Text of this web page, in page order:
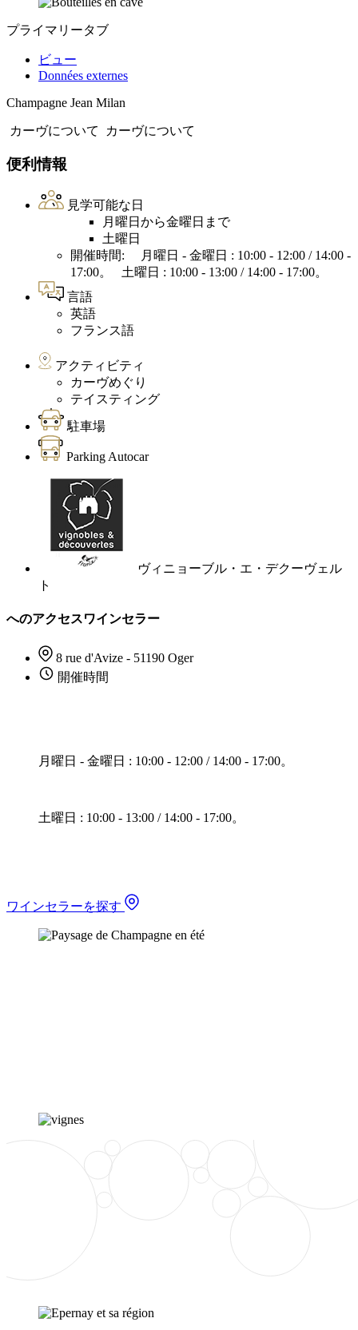
プライマリータブ
ビュー
Données externes
Champagne Jean Milan
カーヴについて カーヴについて
便利情報
見学可能な日
月曜日から金曜日まで
土曜日
開催時間: 月曜日 - 金曜日 : 10:00 - 12:00 / 14:00 -
17:00。 土曜日 : 10:00 - 13:00 / 14:00 - 17:00。
言語
英語
フランス語
アクティビティ
カーヴめぐり
テイスティング
駐車場
Parking Autocar
ヴィニョーブル・エ・デクーヴェル
ト
へのアクセスワインセラー
8 rue d'Avize - 51190 Oger
開催時間
月曜日 - 金曜日 : 10:00 - 12:00 / 14:00 - 17:00。
土曜日 : 10:00 - 13:00 / 14:00 - 17:00。
ワインセラーを探す